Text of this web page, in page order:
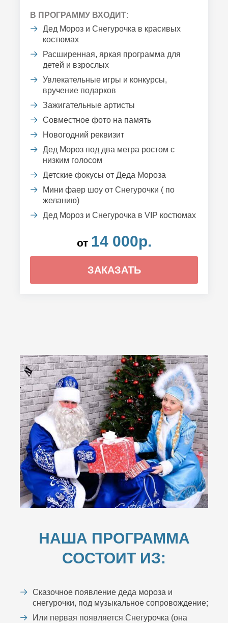
В ПРОГРАММУ ВХОДИТ:
Дед Мороз и Снегурочка в красивых
костюмах
Расширенная, яркая программа для
детей и взрослых
Увлекательные игры и конкурсы,
вручение подарков
Зажигательные артисты
Совместное фото на память
Новогодний реквизит
Дед Мороз под два метра ростом с
низким голосом
Детские фокусы от Деда Мороза
Мини фаер шоу от Снегурочки ( по
желанию)
Дед Мороз и Снегурочка в VIP костюмах
от 14 000р.
ЗАКАЗАТЬ
НАША ПРОГРАММА
СОСТОИТ ИЗ:
Сказочное появление деда мороза и
снегурочки, под музыкальное сопровождение;
Или первая появляется Снегурочка (она